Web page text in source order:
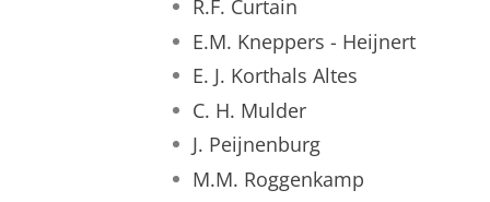
R.F. Curtain
E.M. Kneppers - Heijnert
E. J. Korthals Altes
C. H. Mulder
J. Peijnenburg
M.M. Roggenkamp